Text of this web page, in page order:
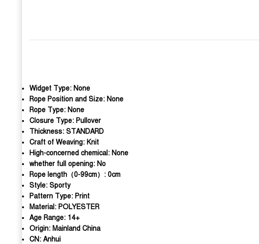
Widget Type: None
Rope Position and Size: None
Rope Type: None
Closure Type: Pullover
Thickness: STANDARD
Craft of Weaving: Knit
High-concerned chemical: None
whether full opening: No
Rope length（0-99cm）: 0cm
Style: Sporty
Pattern Type: Print
Material: POLYESTER
Age Range: 14+
Origin: Mainland China
CN: Anhui